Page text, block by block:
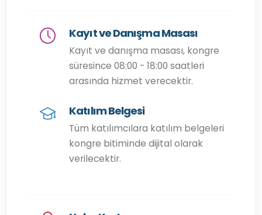
Kayıt ve Danışma Masası
Kayıt ve danışma masası, kongre
süresince 08:00 - 18:00 saatleri
arasında hizmet verecektir.
Katılım Belgesi
Tüm katılımcılara katılım belgeleri
kongre bitiminde dijital olarak
verilecektir.